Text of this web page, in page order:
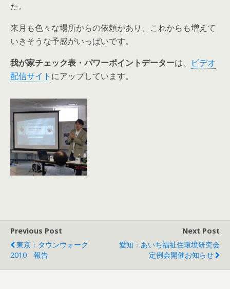
た。
来月も色々な場所からの依頼があり、これからも増えて
いきそうな予感がいっぱいです。
我が家チェック表・パワーポイントデーターは、
ビデオ
配信サイト にアップしています。
Previous Post
東京：タウンウォーク
2010 報告
Next Post
愛知：あいち福祉住環境研究会
定例会開催お知らせ